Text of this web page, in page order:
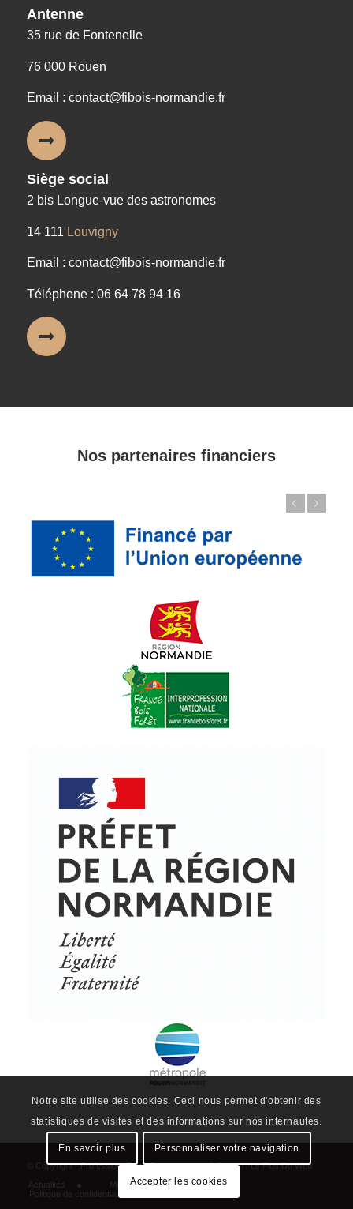
Antenne
35 rue de Fontenelle
76 000 Rouen
Email : contact@fibois-normandie.fr
Siège social
2 bis Longue-vue des astronomes
14 111 Louvigny
Email : contact@fibois-normandie.fr
Téléphone : 06 64 78 94 16
Nos partenaires financiers
© Copyright - ProfessionsBois | Conception et réalisation :Le Plus Du Web
Actualités
Mentions légales
Politique de confidentialité
Notre site utilise des cookies. Ceci nous permet d'obtenir des
statistiques de visites et des informations sur nos internautes.
En savoir plus Personnaliser votre navigation
Accepter les cookies